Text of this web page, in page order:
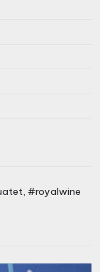
#royalwine